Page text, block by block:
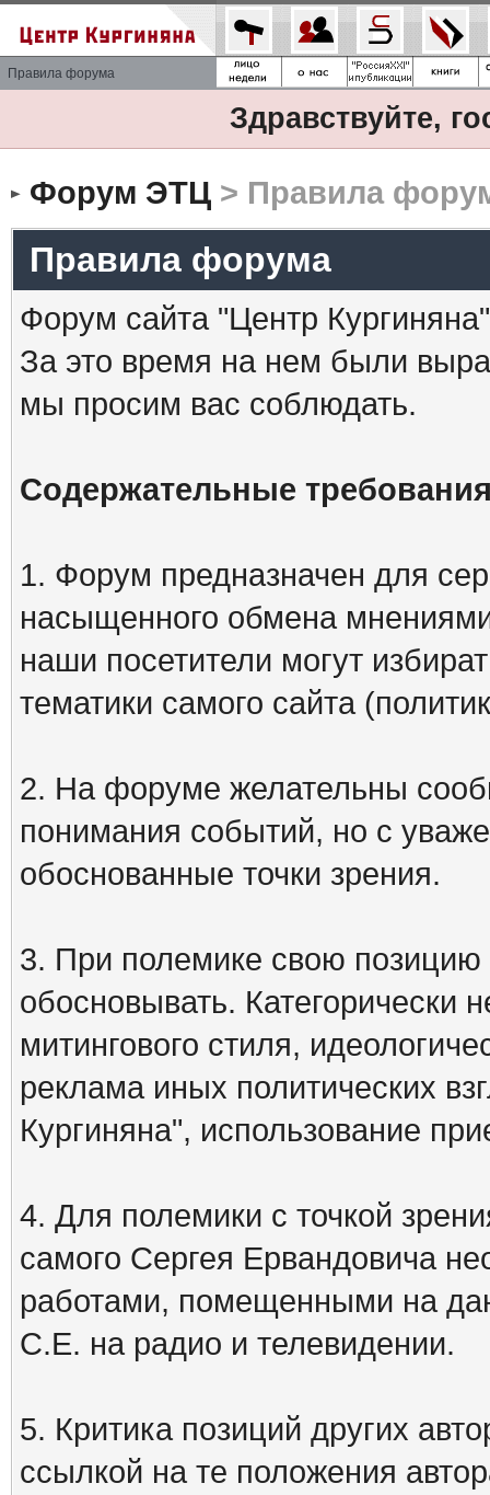
Правила форума
Здравствуйте,
Форум ЭТЦ> Правила
Правила форума
Форум сайта "Центр
За это время на нем были
мы просим вас соблюдать.
Содержательные
1. Форум предназначен для
насыщенного обмена
наши посетители могут
тематики самого сайта
2. На форуме желательны
понимания событий, но с
обоснованные точки зрения.
3. При полемике свою
обосновывать. Категорически
митингового стиля,
реклама иных политических
Кургиняна", использование
4. Для полемики с точкой
самого Сергея Ервандовича
работами, помещенными на
С.Е. на радио и телевидении.
5. Критика позиций других
ссылкой на те положения